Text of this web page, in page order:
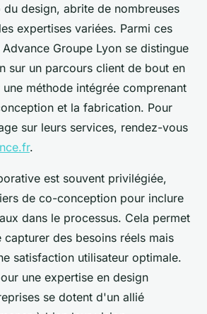
du design, abrite de nombreuses
expertises variées. Parmi ces
Groupe Lyon se distingue
sur un parcours client de bout en
méthode intégrée comprenant
et la fabrication. Pour
sur leurs services, rendez-vous
.
est souvent privilégiée,
de co-conception pour inclure
dans le processus. Cela permet
capturer des besoins réels mais
satisfaction utilisateur optimale.
une expertise en design
se dotent d'un allié